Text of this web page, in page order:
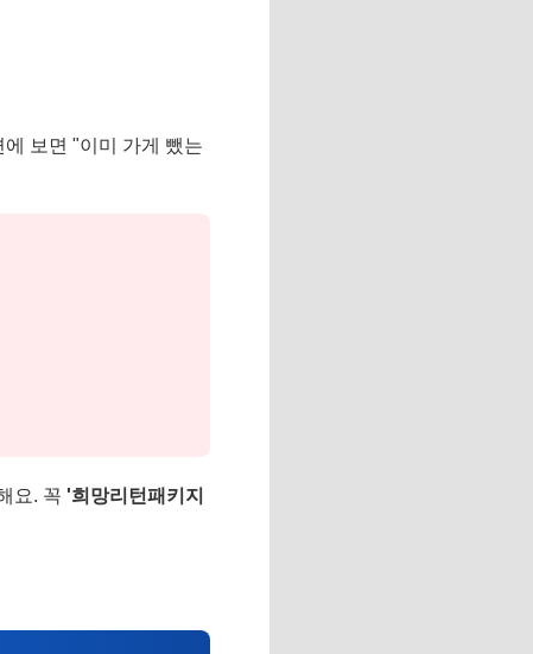
보면 "이미 가게 뺐는
요. 꼭 '희망리턴패키지